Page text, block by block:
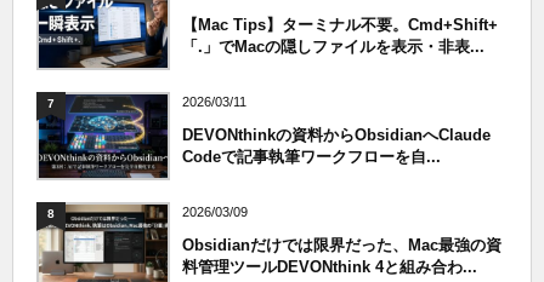
【Mac Tips】ターミナル不要。Cmd+Shift+
「.」でMacの隠しファイルを表示・非表...
7 2026/03/11
DEVONthinkの資料からObsidianへClaude
Codeで記事執筆ワークフローを自...
8 2026/03/09
Obsidianだけでは限界だった、Mac最強の資
料管理ツールDEVONthink 4と組み合わ...